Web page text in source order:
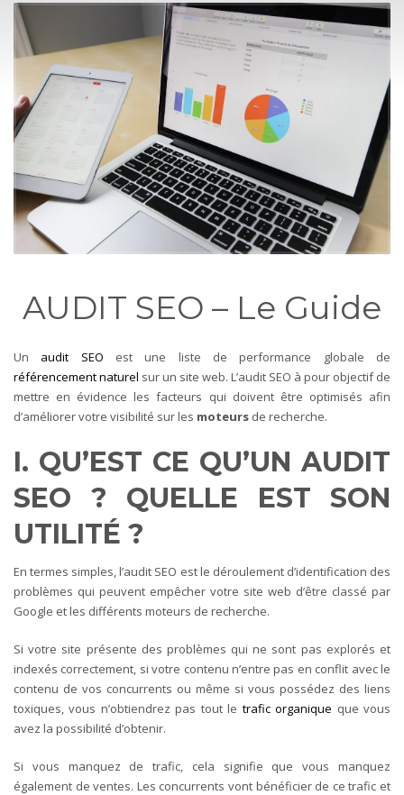
AUDIT SEO – Le Guide
Un audit SEO est une liste de performance globale de
référencement naturel sur un site web. L’audit SEO à pour objectif de
mettre en évidence les facteurs qui doivent être optimisés afin
d’améliorer votre visibilité sur les moteurs de recherche.
I. QU’EST CE QU’UN AUDIT
SEO ? QUELLE EST SON
UTILITÉ ?
En termes simples, l’audit SEO est le déroulement d’identification des
problèmes qui peuvent empêcher votre site web d’être classé par
Google et les différents moteurs de recherche.
Si votre site présente des problèmes qui ne sont pas explorés et
indexés correctement, si votre contenu n’entre pas en conflit avec le
contenu de vos concurrents ou même si vous possédez des liens
toxiques, vous n’obtiendrez pas tout le trafic organique que vous
avez la possibilité d’obtenir.
Si vous manquez de trafic, cela signifie que vous manquez
également de ventes. Les concurrents vont bénéficier de ce trafic et